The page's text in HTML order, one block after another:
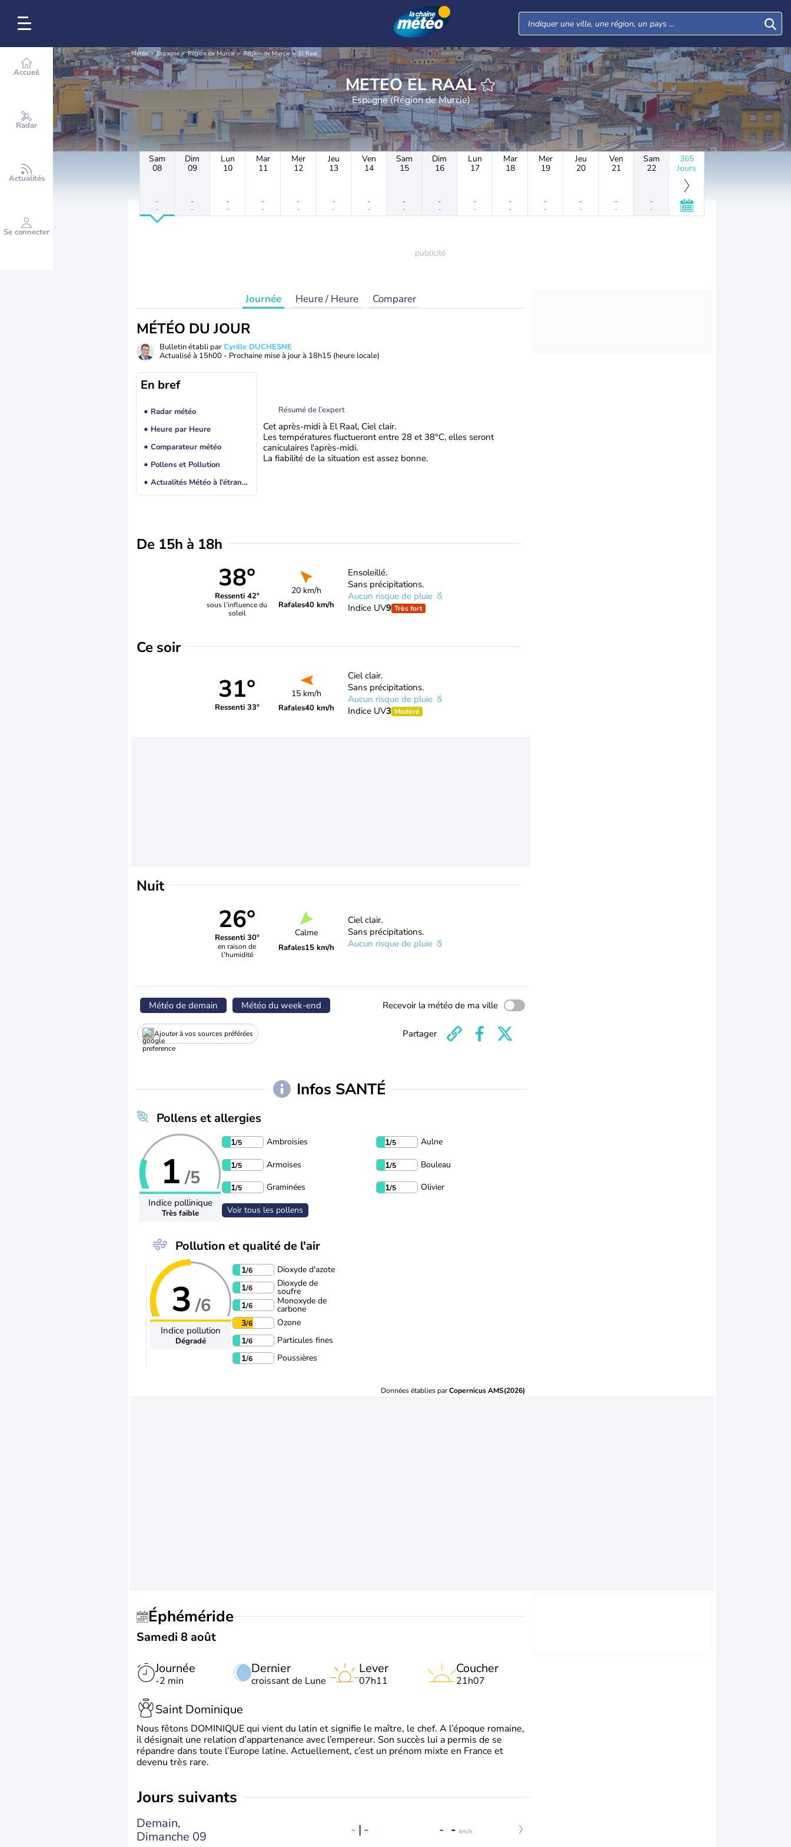
Accueil
Radar
Actualités
Se connecter
Météo Espagne Région de Murcie Région de Murcie El Raal
METEO EL RAAL
Espagne (Région de Murcie)
Sam
08
-
-
Dim
09
-
-
Lun
10
-
-
Mar
11
-
-
Mer
12
-
-
Jeu
13
-
-
Ven
14
-
-
Sam
15
-
-
Dim
16
-
-
Lun
17
-
-
Mar
18
-
-
Mer
19
-
-
Jeu
20
-
-
Ven
21
-
-
Sam
22
-
-
365
Jours
Journée Heure / Heure Comparer
MÉTÉO DU JOUR
Bulletin établi parCyrille DUCHESNE
Actualisé à 15h00 - Prochaine mise à jour à 18h15 (heure locale)
En bref
Radar météo
Heure par Heure
Comparateur météo
Pollens et Pollution
Actualités Météo à l'étranger
Résumé de l’expert
Cet après-midi à El Raal, Ciel clair.
Les températures fluctueront entre 28 et 38°C, elles seront
caniculaires l'après-midi.
La fiabilité de la situation est assez bonne.
De 15h à 18h
38°
Ressenti 42°
sous l’influence du
soleil
20 km/h
Rafales40 km/h
Ensoleillé.
Sans précipitations.
Aucun risque de pluie
Indice UV9 Très fort
Ce soir
31°
Ressenti 33°
15 km/h
Rafales40 km/h
Ciel clair.
Sans précipitations.
Aucun risque de pluie
Indice UV3 Modéré
Nuit
26°
Ressenti 30°
en raison de
l'humidité
Calme
Rafales15 km/h
Ciel clair.
Sans précipitations.
Aucun risque de pluie
Météo de demain Météo du week-end Recevoir la météo de ma ville
Ajouter à vos sources préférées Partager
Infos SANTÉ
Pollens et allergies
1 /5
Indice pollinique
Très faible
1/5 Ambroisies 1/5 Aulne
1/5 Armoises 1/5 Bouleau
1/5 Graminées 1/5 Olivier
Voir tous les pollens
Pollution et qualité de l'air
3 /6
Indice pollution
Dégradé
1/6
Dioxyde d'azote
1/6 Dioxyde de
soufre
1/6 Monoxyde de
carbone
3/6
Ozone
1/6
Particules fines
1/6 Poussières
Données établies parCopernicus AMS(2026)
Éphéméride
Samedi 8 août
Journée
-2 min
Dernier
croissant de Lune
Lever
07h11
Coucher
21h07
Saint Dominique
Nous fêtons DOMINIQUE qui vient du latin et signifie le maître, le chef. A l’époque romaine,
il désignait une relation d’appartenance avec l’empereur. Son succès lui a permis de se
répandre dans toute l’Europe latine. Actuellement, c’est un prénom mixte en France et
devenu très rare.
jours suivants
Demain,
Dimanche 09
- | - - - km/h